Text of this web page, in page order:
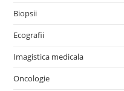
Biopsii
Ecografii
Imagistica medicala
Oncologie